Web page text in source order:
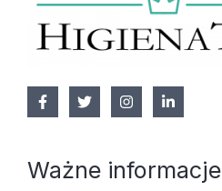
Ważne informacje